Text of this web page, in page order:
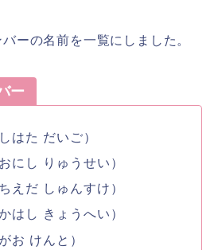
ーの名前を一覧にしました。
ー
はた だいご）
おにし りゅうせい）
ちえだ しゅんすけ）
かはし きょうへい）
お けんと）